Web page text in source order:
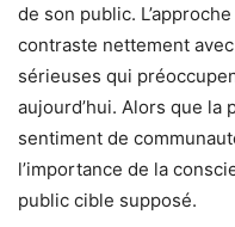
de son public.
contraste nettement
sérieuses qui
aujourd’hui. Alors que la
sentiment de
l’importance de la
public cible supposé.